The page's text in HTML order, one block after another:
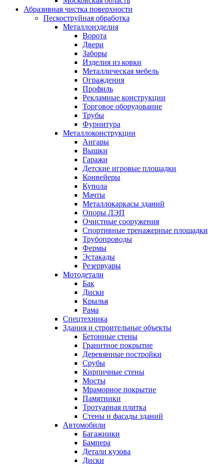
Абразивная чистка поверхности
Пескоструйная обработка
Металлоизделия
Ворота
Двери
Заборы
Изделия из ковки
Металлическая мебель
Ограждения
Профиль
Рекламные конструкции
Торговое оборудование
Трубы
Фурнитура
Металлоконструкции
Ангары
Вышки
Гаражи
Детские игровые площадки
Конвейеры
Купола
Мачты
Металлокаркасы зданий
Опоры ЛЭП
Очистные сооружения
Спортивные тренажерные площадки
Трубопроводы
Фермы
Эстакады
Резервуары
Мотодетали
Бак
Диски
Крылья
Рама
Спецтехника
Здания и строительные объекты
Бетонные стены
Гранитное покрытие
Деревянные постройки
Срубы
Кирпичные стены
Мосты
Мраморное покрытие
Памятники
Тротуарная плитка
Стены и фасады зданий
Автомобили
Багажники
Бампера
Детали кузова
Диски